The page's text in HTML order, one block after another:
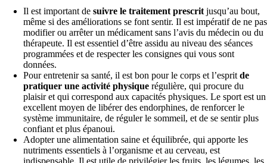
Il est important desuivre le traitement prescrit jusqu’au bout,
même si des améliorations se font sentir. Il est impératif de ne pas
modifier ou arrêter un médicament sans l’avis du médecin ou du
thérapeute. Il est essentiel d’être assidu au niveau des séances
programmées et de respecter les consignes qui vous sont
données.
Pour entretenir sa santé, il est bon pour le corps et l’espritde
pratiquer une activité physiquerégulière, qui procure du
plaisir et qui correspond aux capacités physiques. Le sport est un
excellent moyen de libérer des endorphines, de renforcer le
système immunitaire, de réguler le sommeil, et de se sentir plus
confiant et plus épanoui.
Adopter une alimentation saine et équilibrée, qui apporte les
nutriments essentiels à l’organisme et au cerveau, est
indispensable. Il est utile de privilégier les fruits, les légumes, les